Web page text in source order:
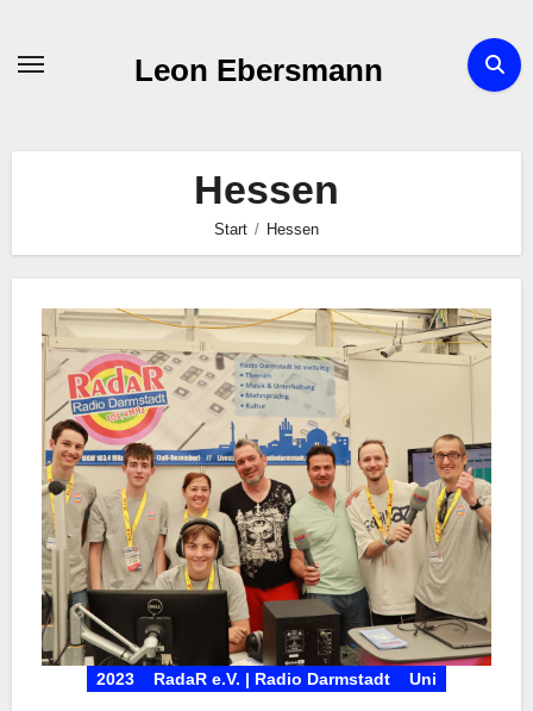
Leon Ebersmann
Hessen
Start Hessen
2023 RadaR e.V. | Radio Darmstadt Uni